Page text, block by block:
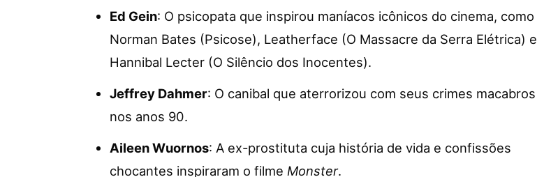
Ed Gein: O psicopata que inspirou maníacos icônicos do cinema, como
Norman Bates (Psicose), Leatherface (O Massacre da Serra Elétrica) e
Hannibal Lecter (O Silêncio dos Inocentes).
Jeffrey Dahmer: O canibal que aterrorizou com seus crimes macabros
nos anos 90.
Aileen Wuornos: A ex-prostituta cuja história de vida e confissões
chocantes inspiraram o filme Monster.